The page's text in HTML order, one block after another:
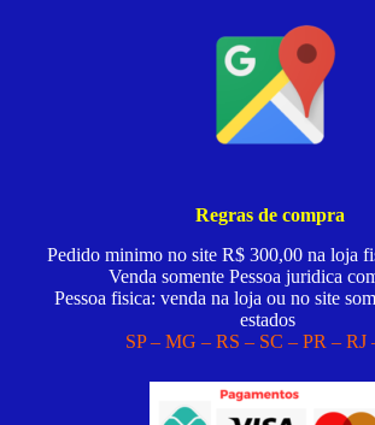
Regras de compra
Pedido minimo no site R$ 300,00 na loja
Venda somente Pessoa juridica
Pessoa fisica: venda na loja ou no site
estados
SP – MG – RS – SC – PR – RJ